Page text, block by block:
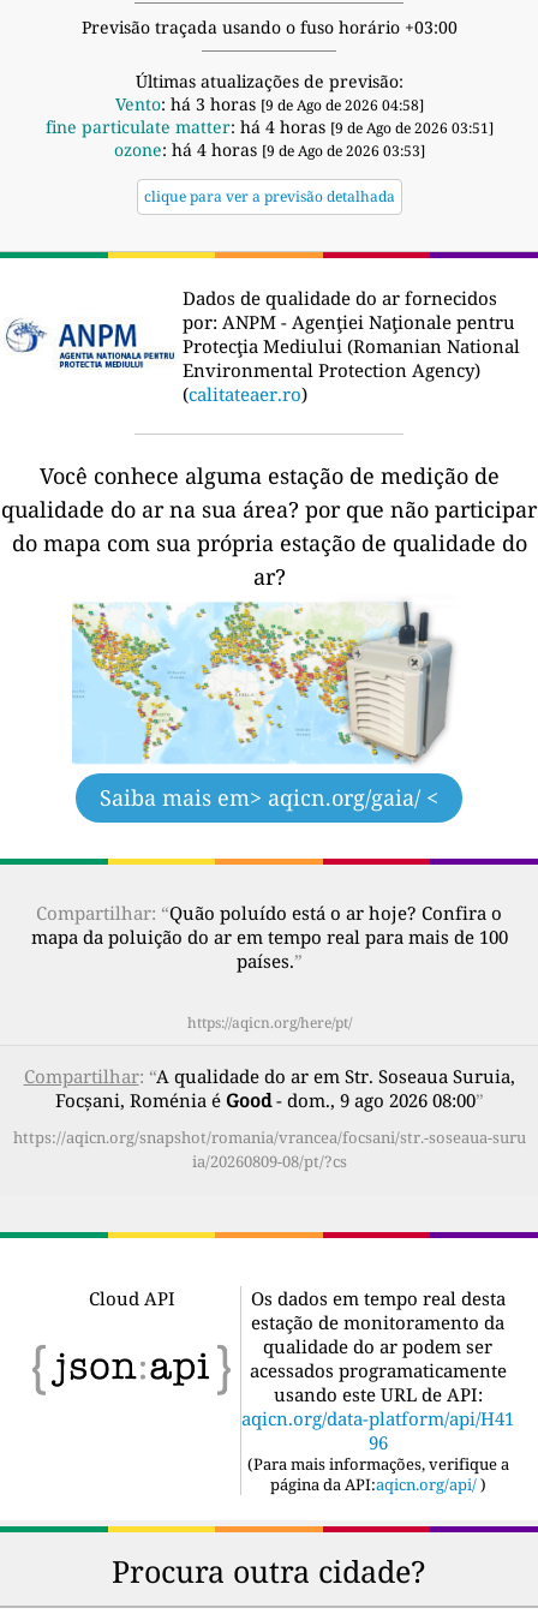
Previsão traçada usando o fuso horário +03:00
Últimas atualizações de previsão:
Vento: há 3 horas [9 de Ago de 2026 04:58]
fine particulate matter: há 4 horas [9 de Ago de 2026 03:51]
ozone: há 4 horas [9 de Ago de 2026 03:53]
clique para ver a previsão detalhada
Dados de qualidade do ar fornecidos
por: ANPM - Agenţiei Naţionale pentru
Protecţia Mediului (Romanian National
Environmental Protection Agency)
(calitateaer.ro)
Você conhece alguma estação de medição de
qualidade do ar na sua área? por que não participar
do mapa com sua própria estação de qualidade do
ar?
Saiba mais em> aqicn.org/gaia/ <
Compartilhar: “Quão poluído está o ar hoje? Confira o
mapa da poluição do ar em tempo real para mais de 100
países.”
https://aqicn.org/here/pt/
Compartilhar: “A qualidade do ar em Str. Soseaua Suruia,
Focșani, Roménia é Good- dom., 9 ago 2026 08:00”
https://aqicn.org/snapshot/romania/vrancea/focsani/str.-soseaua-suru
ia/20260809-08/pt/?cs
Cloud API
Os dados em tempo real desta
estação de monitoramento da
qualidade do ar podem ser
acessados programaticamente
usando este URL de API:
aqicn.org/data-platform/api/H41
96
(Para mais informações, verifique a
página da API:aqicn.org/api/ )
Procura outra cidade?